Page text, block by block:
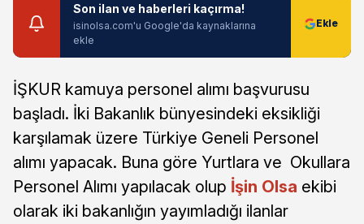
Son ilan ve haberleri kaçırma!
isinolsa.com'u Google'da kaynaklarına
ekle
İŞKUR kamuya personel alımı başvurusu
başladı. İki Bakanlık bünyesindeki eksikliği
karşılamak üzere Türkiye Geneli Personel
alımı yapacak. Buna göre Yurtlara ve Okullara
Personel Alımı yapılacak olup İşin Olsa ekibi
olarak iki bakanlığın yayımladığı ilanlar